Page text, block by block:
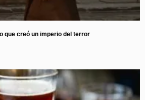
que creó un imperio del terror